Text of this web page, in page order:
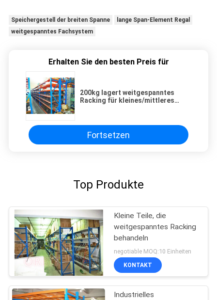
Speichergestell der breiten Spanne
lange Span-Element Regal
weitgespanntes Fachsystem
Erhalten Sie den besten Preis für
200kg lagert weitgespanntes
Racking für kleines/mittleres
Fortsetzen
Top Produkte
Kleine Teile, die
weitgespanntes Racking
behandeln
negotiable MOQ:10 Einheiten
KONTAKT
Industrielles